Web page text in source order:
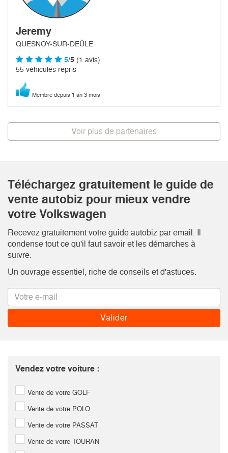
Jeremy
QUESNOY-SUR-DEÛLE
5/5 (1 avis)
55 véhicules repris
Membre depuis 1 an 3 mois
Voir plus de partenaires
Téléchargez gratuitement le guide de
vente autobiz pour mieux vendre
votre Volkswagen
Recevez gratuitement votre guide autobiz par email. Il
condense tout ce qu'il faut savoir et les démarches à
suivre.
Un ouvrage essentiel, riche de conseils et d'astuces.
Vendez votre voiture :
Vente de votre GOLF
Vente de votre POLO
Vente de votre PASSAT
Vente de votre TOURAN